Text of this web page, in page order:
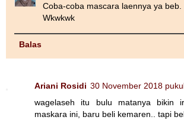
Coba-coba mascara laennya ya beb.
Wkwkwk
Balas
Ariani Rosidi 30 November 2018
wagelaseh itu bulu matanya bikin
maskara ini, baru beli kemaren.. tapi